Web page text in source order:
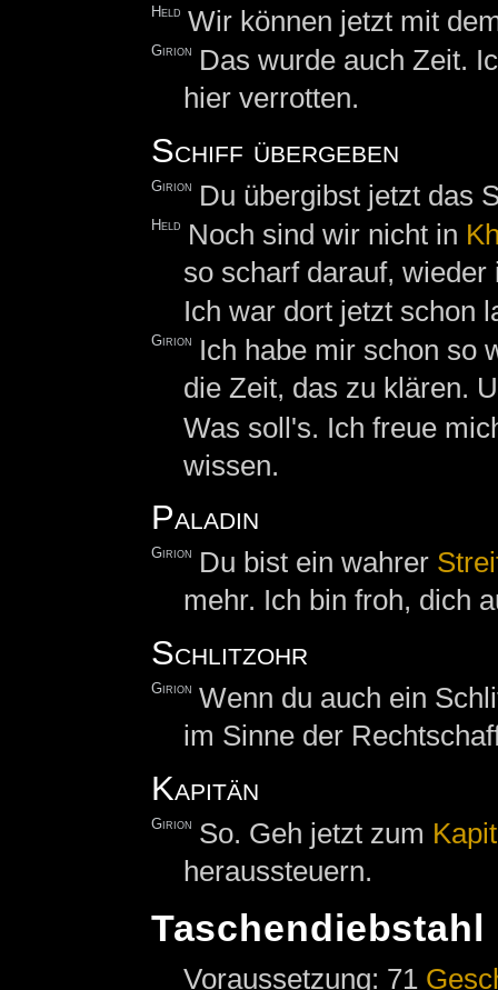
Held Wir können jetzt mit
Girion
Das wurde auch Zeit.
hier verrotten.
Schiff übergeben
Girion Du übergibst jetzt das
Held Noch sind wir nicht in
so scharf darauf,
Ich war dort jetzt schon
Girion
Ich habe mir schon so
die Zeit, das zu klären.
Was soll's. Ich freue
wissen.
Paladin
Girion Du bist ein wahrer
mehr. Ich bin froh, dich
Schlitzohr
Girion Wenn du auch ein
im Sinne der
Kapitän
Girion So. Geh jetzt zum
heraussteuern.
Taschendiebstahl
Voraussetzung: 71